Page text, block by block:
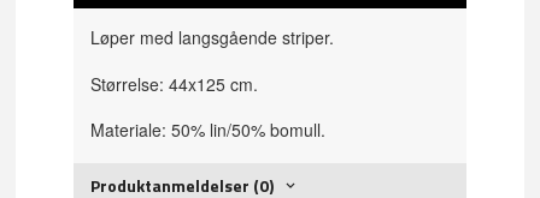
Løper med langsgående striper.
Størrelse: 44x125 cm.
Materiale: 50% lin/50% bomull.
Produktanmeldelser (0)